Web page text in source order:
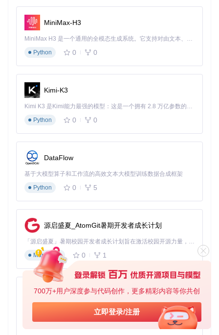
700万+用户深度参与代码创作，更多精彩内容等你共创
立即登录/注册
安全区域功能是RX-Explorer的核心创新点，采用AES-256加
密算法对敏感文件进行保护。用户可通过Windows Hello生物
衡。
图3：安全区域提供直观的文件加密管理界面，支持拖拽添加
和一键导出操作
透明加密过程，用户无需手动加密解密文件
价值呈现：效率与安全的双重提升
RX-Explorer通过创新功能设计，为不同用户群体带来实质性
价值提升。从创意工作者到企业管理者，都能找到适合自己的
创意行业的工作流优化
平面设计师张工使用RX-Explorer后，工作效率显著提升：
通过固定标签页功能，将素材库、设计稿和输出目录永久
保存，随时访问
利用内置图片预览工具，无需打开专业软件即可快速筛选
素材
使用安全区域存储客户源文件，避免设计稿意外泄露
据用户反馈，这些功能组合使张工的日常文件处理时间减少4
0%，创意构思时间增加25%。
MiniMax-H3
MiniMax H3 是一个通用的全模态生成系统。它支持对由文本、图像、视频和音频组成的多模态上下文进行统一理解，并能生成分辨率高达 2K、时长可达 15 秒的带原生立体声音频的视频。得益于面向任务泛化的系统设计，H3 在预训练阶段就已具备广泛的多模态上下文理解与生成能力，能够出色地执行复杂的多模态指令。
Python
0 0
Kimi-K3
Kimi K3 是Kimi能力最强的模型：这是一个拥有 2.8 万亿参数的混合专家（MoE）模型，具备原生视觉理解能力，并支持 100 万 token 的上下文窗口。
Python
0 0
DataFlow
基于大模型算子和工作流的高效文本大模型训练数据合成框架
Python
0 5
源启盛夏_AtomGit暑期开发者成长计划
「源启盛夏」暑期校园开发者成长计划旨在激活校园开源力量，通过积分激励、认证扶持、资源倾斜等形式，引导高校组织和开发者完成「入驻 — 建项目 — 做贡献 — 获认证 — 得资源」的完整闭环。无论你是想带领社团入驻平台的组织者，还是希望用代码贡献证明自己的开发者，都能在这里找到属于你的成长路径。
Markdown
0 1
py-xiaozhi
基于Python的Xiaozhi AI，适用于想要完整Xiaozhi体验而无需拥有专用硬件的用户。
Python
0 1